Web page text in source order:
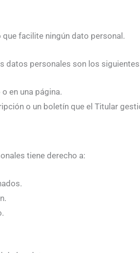
facilite ningún dato personal.
datos personales son los
en una página.
o un boletín que el Titular
tiene derecho a: